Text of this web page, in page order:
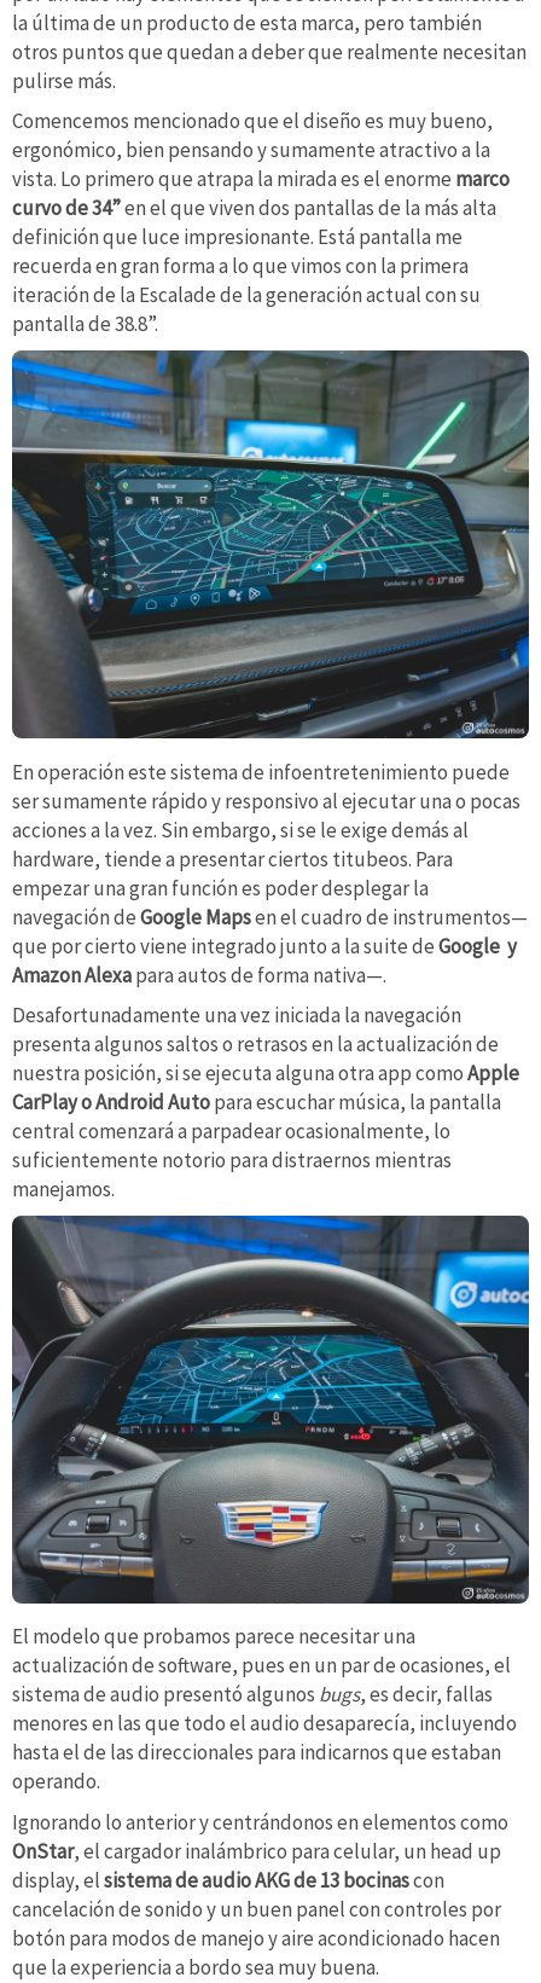
la última de un producto de esta marca, pero también
otros puntos que quedan a deber que realmente necesitan
pulirse más.
Comencemos mencionado que el diseño es muy bueno,
ergonómico, bien pensando y sumamente atractivo a la
vista. Lo primero que atrapa la mirada es el enorme marco
curvo de 34”en el que viven dos pantallas de la más alta
definición que luce impresionante. Está pantalla me
recuerda en gran forma a lo que vimos con la primera
iteración de la Escalade de la generación actual con su
pantalla de 38.8”.
En operación este sistema de infoentretenimiento puede
ser sumamente rápido y responsivo al ejecutar una o pocas
acciones a la vez. Sin embargo, si se le exige demás al
hardware, tiende a presentar ciertos titubeos. Para
empezar una gran función es poder desplegar la
navegación deGoogle Mapsen el cuadro de instrumentos—
que por cierto viene integrado junto a la suite deGoogle y
Amazon Alexapara autos de forma nativa—.
Desafortunadamente una vez iniciada la navegación
presenta algunos saltos o retrasos en la actualización de
nuestra posición, si se ejecuta alguna otra app comoApple
CarPlay o Android Autopara escuchar música, la pantalla
central comenzará a parpadear ocasionalmente, lo
suficientemente notorio para distraernos mientras
manejamos.
El modelo que probamos parece necesitar una
actualización de software, pues en un par de ocasiones, el
sistema de audio presentó algunos bugs, es decir, fallas
menores en las que todo el audio desaparecía, incluyendo
hasta el de las direccionales para indicarnos que estaban
operando.
Ignorando lo anterior y centrándonos en elementos como
OnStar, el cargador inalámbrico para celular, un head up
display, elsistema de audio AKG de 13 bocinascon
cancelación de sonido y un buen panel con controles por
botón para modos de manejo y aire acondicionado hacen
que la experiencia a bordo sea muy buena.